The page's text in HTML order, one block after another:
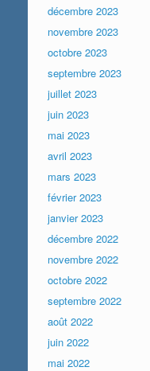
décembre 2023
novembre 2023
octobre 2023
septembre 2023
juillet 2023
juin 2023
mai 2023
avril 2023
mars 2023
février 2023
janvier 2023
décembre 2022
novembre 2022
octobre 2022
septembre 2022
août 2022
juin 2022
mai 2022